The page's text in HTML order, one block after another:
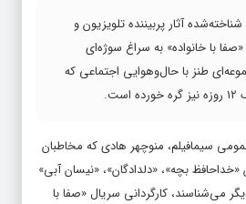
آثار پربیننده تلویزیون و
«صفا با خانواده» به سراغ سوژه‌ای
طنز با حال‌وهوایی اجتماعی که
عمومی سیمافیلم، منوچهر هادی که مخاطبان
«خداحافظ بچه»، «دلدادگان»، «نیسان آبی»
می‌شناسند، کارگردانی سریال «صفا با